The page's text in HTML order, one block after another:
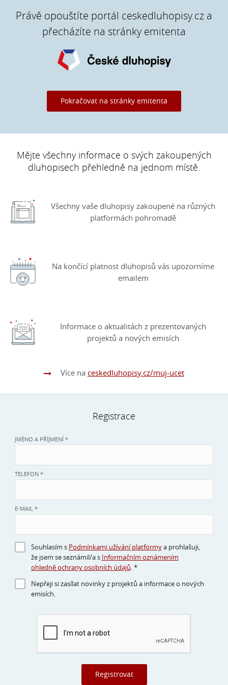
Právě opouštíte portál ceskedluhopisy.cz a
přecházíte na stránky emitenta
Pokračovat na stránky emitenta
Mějte všechny informace o svých zakoupených
dluhopisech přehledně na jednom místě.
Všechny vaše dluhopisy zakoupené na různých
platformách pohromadě
Na končící platnost dluhopisů vás upozorníme
emailem
Informace o aktualitách z prezentovaných
projektů a nových emisích
Více na ceskedluhopisy.cz/muj-ucet
Registrace
JMÉNO A PŘÍJMENÍ *
TELEFON *
E-MAIL *
Souhlasím s Podmínkami užívání platformya prohlašuji,
že jsem se seznámil/a s Informačním oznámením
ohledně ochrany osobních údajů. *
Nepřeji si zasílat novinky z projektů a informace o nových
emisích.
Registrovat